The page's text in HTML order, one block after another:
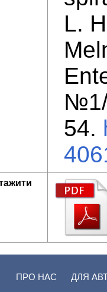
L.
№1/
54.
ПРО НАС ДЛЯ